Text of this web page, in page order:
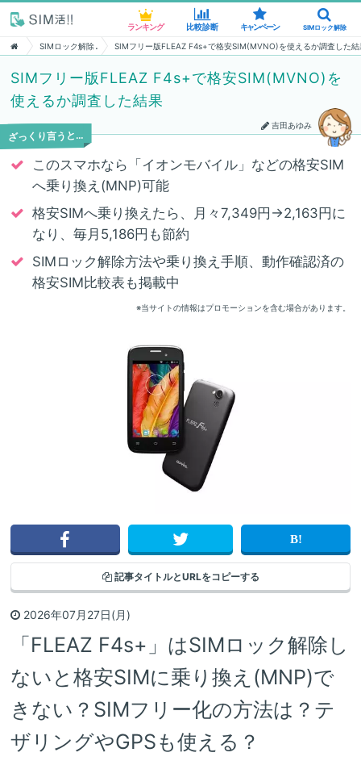
ランキング 比較診断 キャンペーン SIMロック解除
SIMロック解除 SIMフリー版FLEAZ F4s+で格安SIM(MVNO)を使えるか調査した結
SIMフリー版FLEAZ F4s+で格安SIM(MVNO)を
使えるか調査した結果
吉田あゆみ
ざっくり言うと…
このスマホなら「イオンモバイル」などの格安SIM
へ乗り換え(MNP)可能
格安SIMへ乗り換えたら、月々7,349円→2,163円に
なり、毎月5,186円も節約
SIMロック解除方法や乗り換え手順、動作確認済の
格安SIM比較表も掲載中
※当サイトの情報はプロモーションを含む場合があります。
記事タイトルとURLをコピーする
2026年07月27日(月)
「FLEAZ F4s+」はSIMロック解除し
ないと格安SIMに乗り換え(MNP)で
きない？SIMフリー化の方法は？テ
ザリングやGPSも使える？
ランキング 比較診断 キャンペーン SIMロック解除